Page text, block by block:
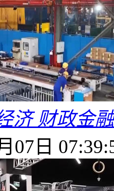
济 财政金
07日